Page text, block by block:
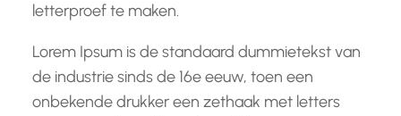
letterproef te maken.
Lorem Ipsum is de standaard dummietekst van
de industrie sinds de 16e eeuw, toen een
onbekende drukker een zethaak met letters